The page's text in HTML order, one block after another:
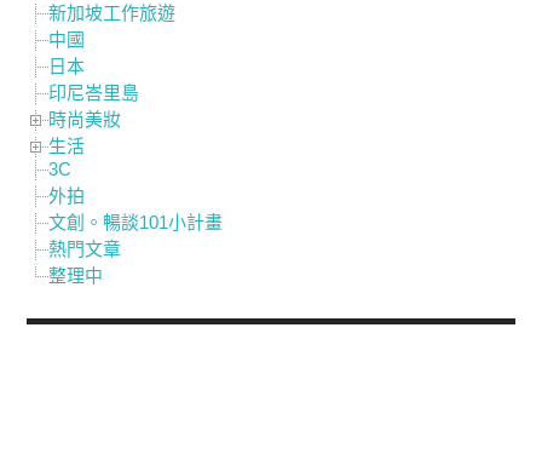
新加坡工作旅遊
中國
日本
印尼峇里島
時尚美妝
生活
3C
外拍
文創。暢談101小計畫
熱門文章
整理中